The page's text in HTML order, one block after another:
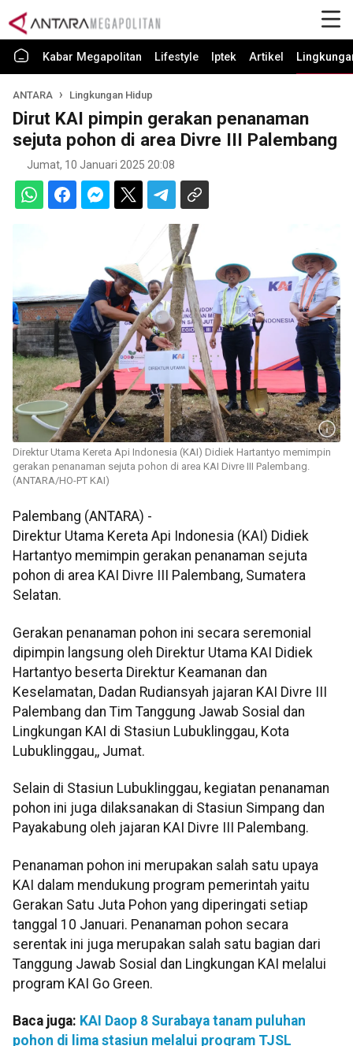
Kabar Megapolitan Lifestyle Iptek Artikel
ANTARA Lingkungan Hidup
Dirut KAI pimpin gerakan penanaman
sejuta pohon di area Divre III Palembang
Jumat, 10 Januari 2025 20:08
Direktur Utama Kereta Api Indonesia (KAI) Didiek Hartantyo memimpin
gerakan penanaman sejuta pohon di area KAI Divre III Palembang.
(ANTARA/HO-PT KAI)
Palembang (ANTARA) -
Direktur Utama Kereta Api Indonesia (KAI) Didiek
Hartantyo memimpin gerakan penanaman sejuta
pohon di area KAI Divre III Palembang, Sumatera
Selatan.
Gerakan penanaman pohon ini secara seremonial
dipimpin langsung oleh Direktur Utama KAI Didiek
Hartantyo beserta Direktur Keamanan dan
Keselamatan, Dadan Rudiansyah jajaran KAI Divre III
Palembang dan Tim Tanggung Jawab Sosial dan
Lingkungan KAI di Stasiun Lubuklinggau, Kota
Lubuklinggau,, Jumat.
Selain di Stasiun Lubuklinggau, kegiatan penanaman
pohon ini juga dilaksanakan di Stasiun Simpang dan
Payakabung oleh jajaran KAI Divre III Palembang.
Penanaman pohon ini merupakan salah satu upaya
KAI dalam mendukung program pemerintah yaitu
Gerakan Satu Juta Pohon yang diperingati setiap
tanggal 10 Januari. Penanaman pohon secara
serentak ini juga merupakan salah satu bagian dari
Tanggung Jawab Sosial dan Lingkungan KAI melalui
program KAI Go Green.
Baca juga: KAI Daop 8 Surabaya tanam puluhan
pohon di lima stasiun melalui program TJSL